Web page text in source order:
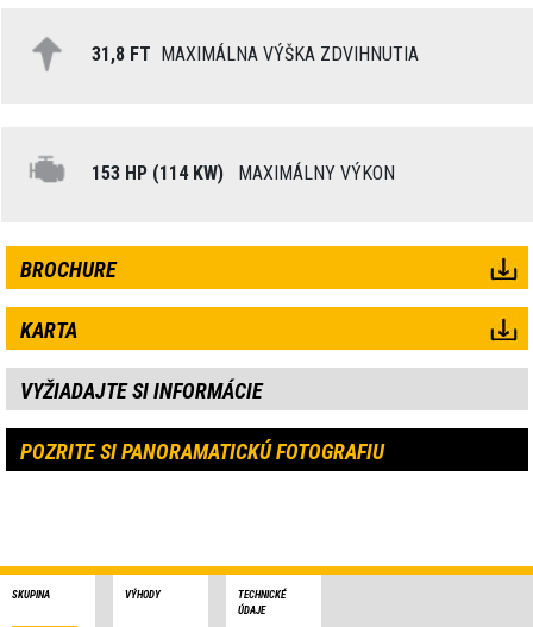
31,8 FT MAXIMÁLNA VÝŠKA ZDVIHNUTIA
153 HP (114 KW) MAXIMÁLNY VÝKON
BROCHURE
KARTA
VYŽIADAJTE SI INFORMÁCIE
POZRITE SI PANORAMATICKÚ FOTOGRAFIU
SKUPINA VÝHODY
TECHNICKÉ
ÚDAJE